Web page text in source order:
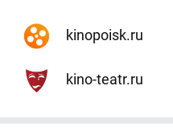
kinopoisk.ru
kino-teatr.ru